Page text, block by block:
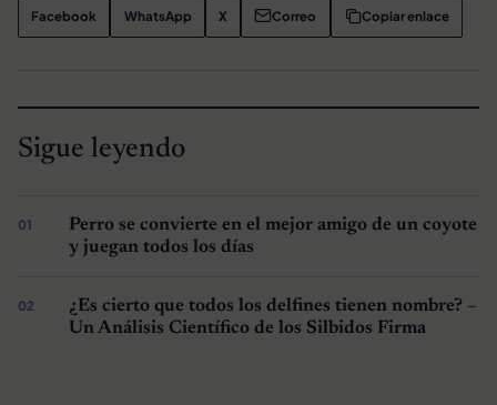
Facebook WhatsApp X Correo Copiar enlace
Sigue leyendo
Perro se convierte en el mejor amigo de un coyote
y juegan todos los días
¿Es cierto que todos los delfines tienen nombre? –
Un Análisis Científico de los Silbidos Firma